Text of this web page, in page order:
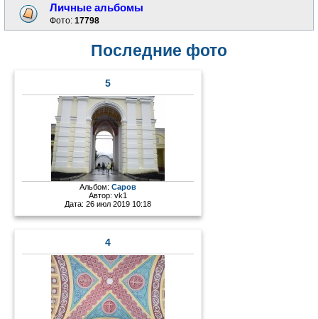
Личные альбомы
Фото:17798
Последние фото
5
Альбом:Саров
Автор:vk1
Дата: 26 июл 2019 10:18
4